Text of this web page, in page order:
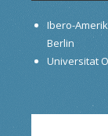
Ibero-
Berlin
Universitat